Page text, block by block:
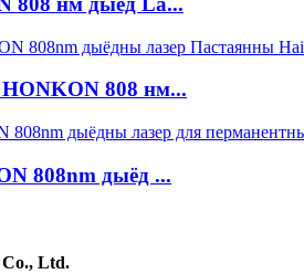
808 нм...
808nm дыёд ...
Co., Ltd.